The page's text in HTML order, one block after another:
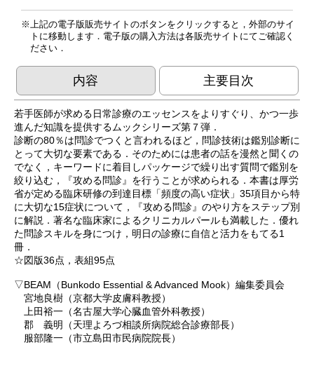
上記の電子版販売サイトのボタンをクリックすると，外部のサイ
トに移動します．電子版の購入方法は各販売サイトにてご確認く
ださい．
内容 主要目次
若手医師が求める日常診療のエッセンスをよりすぐり、かつ一歩
進んだ知識を提供するムックシリーズ第７弾．
診断の80％は問診でつくと言われるほど，問診技術は鑑別診断に
とって大切な要素である．そのためには患者の話を漫然と聞くの
でなく，キーワードに着目しパッケージで繰り出す質問で鑑別を
絞り込む，『攻める問診』を行うことが求められる．本書は厚労
省が定める臨床研修の到達目標「頻度の高い症状」35項目から特
に大切な15症状について，『攻める問診』のやり方をステップ別
に解説．著名な臨床家によるクリニカルパールも満載した．優れ
た問診スキルを身につけ，明日の診療に自信と活力をもてる1
冊．
☆図版36点，表組95点
▽BEAM（Bunkodo Essential & Advanced Mook）編集委員会
宮地良樹（京都大学皮膚科教授）
上田裕一（名古屋大学心臓血管外科教授）
郡 義明（天理よろづ相談所病院総合診療部長）
服部隆一（市立島田市民病院院長）